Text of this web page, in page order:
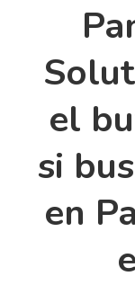
el
si
en